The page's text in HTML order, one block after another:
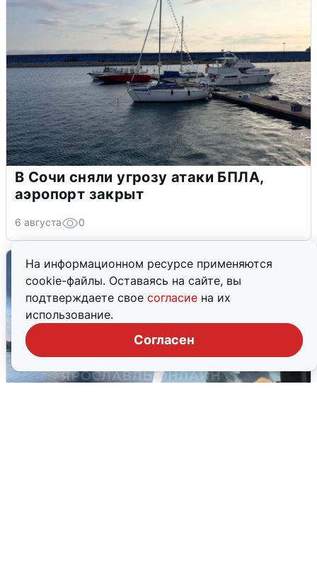
На информационном ресурсе применяются
cookie-файлы. Оставаясь на сайте, вы
подтверждаете свое согласие на их
использование.
Согласен
В Сочи сняли угрозу атаки БПЛА,
аэропорт закрыт
6 августа 0